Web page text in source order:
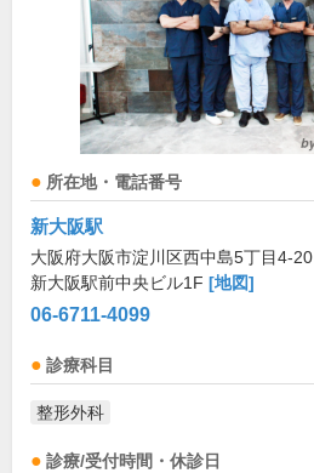
所在地・電話番号
新大阪駅
大阪府大阪市淀川区西中島5丁目4-20
新大阪駅前中央ビル1F [地図]
06-6711-4099
診療科目
整形外科
診療/受付時間・休診日